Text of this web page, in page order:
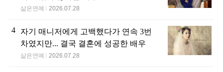
삶은연예 2026.07.28
4
자기 매니저에게 고백했다가 연속 3번
차였지만... 결국 결혼에 성공한 배우
삶은연예 2026.07.28